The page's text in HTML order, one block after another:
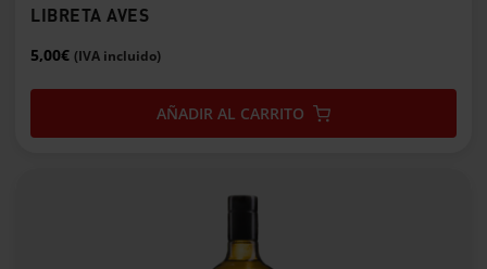
producto
LIBRETA AVES
5,00€ (IVA incluido)
AÑADIR AL CARRITO